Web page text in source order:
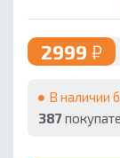
2999 ₽
В наличии
387